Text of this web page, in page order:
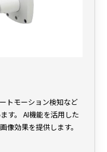
トモーション検知など
す。 AI機能を活用した
像効果を提供します。